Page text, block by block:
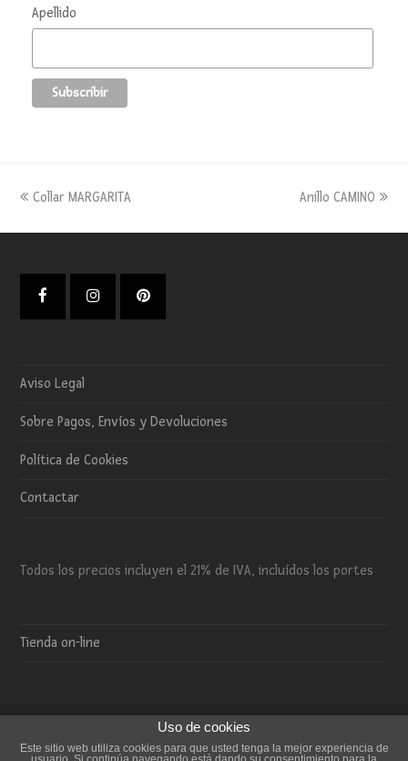
Apellido
previous
Collar MARGARITA
next
Anillo CAMINO
FacebookInstagramPinterest
Aviso Legal
Sobre Pagos, Envíos y Devoluciones
Política de Cookies
Contactar
Todos los precios incluyen el 21% de IVA, incluídos los portes
Tienda on-line
Copyright 2015 El Trébol de 4 - Todos los derechos reservados.
Uso de cookies
Este sitio web utiliza cookies para que usted tenga la mejor experiencia de